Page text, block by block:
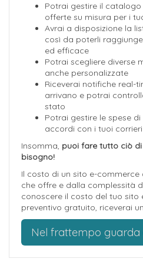
Potrai gestire il
offerte su misura per i
Avrai a disposizione la
così da poterli
ed efficace
Potrai scegliere diverse
anche personalizzate
Riceverai notifiche real-
arrivano e potrai
stato
Potrai gestire le spese
accordi con i tuoi corrieri
Insomma, puoi fare tutto ciò
bisogno!
Il costo di un sito e-
che offre e dalla complessità
conoscere il costo del tuo sito
preventivo gratuito, riceverai
Nel frattempo